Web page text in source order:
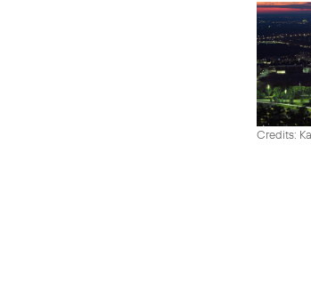
Credits: